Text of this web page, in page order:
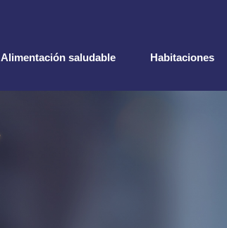
Alimentación saludable Habitaciones